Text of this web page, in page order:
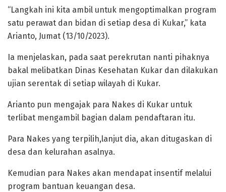
“Langkah ini kita ambil untuk mengoptimalkan program
satu perawat dan bidan di setiap desa di Kukar,” kata
Arianto, Jumat (13/10/2023).
Ia menjelaskan, pada saat perekrutan nanti pihaknya
bakal melibatkan Dinas Kesehatan Kukar dan dilakukan
ujian serentak di setiap wilayah di Kukar.
Arianto pun mengajak para Nakes di Kukar untuk
terlibat mengambil bagian dalam pendaftaran itu.
Para Nakes yang terpilih,lanjut dia, akan ditugaskan di
desa dan kelurahan asalnya.
Kemudian para Nakes akan mendapat insentif melalui
program bantuan keuangan desa.